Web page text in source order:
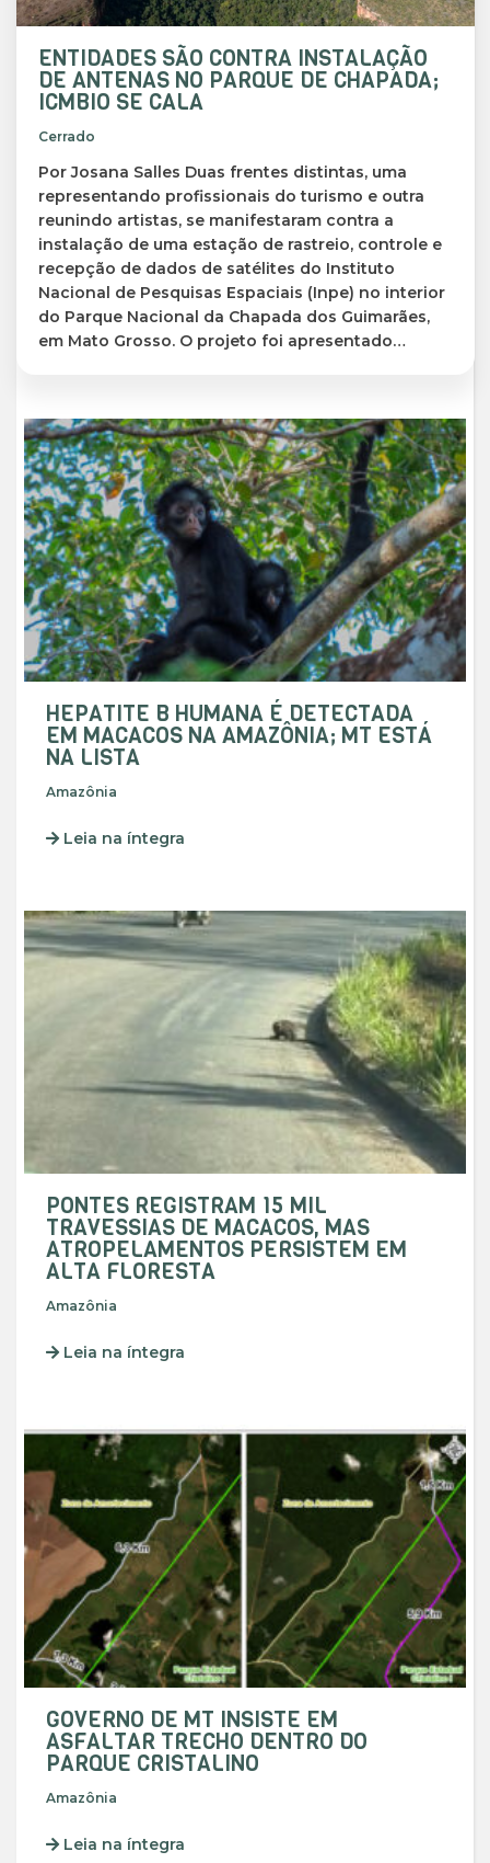
ENTIDADES SÃO CONTRA INSTALAÇÃO
DE ANTENAS NO PARQUE DE CHAPADA;
ICMBIO SE CALA
Cerrado
Por Josana Salles Duas frentes distintas, uma
representando profissionais do turismo e outra
reunindo artistas, se manifestaram contra a
instalação de uma estação de rastreio, controle e
recepção de dados de satélites do Instituto
Nacional de Pesquisas Espaciais (Inpe) no interior
do Parque Nacional da Chapada dos Guimarães,
em Mato Grosso. O projeto foi apresentado…
HEPATITE B HUMANA É DETECTADA
EM MACACOS NA AMAZÔNIA; MT ESTÁ
NA LISTA
Amazônia
Leia na íntegra
PONTES REGISTRAM 15 MIL
TRAVESSIAS DE MACACOS, MAS
ATROPELAMENTOS PERSISTEM EM
ALTA FLORESTA
Amazônia
Leia na íntegra
GOVERNO DE MT INSISTE EM
ASFALTAR TRECHO DENTRO DO
PARQUE CRISTALINO
Amazônia
Leia na íntegra